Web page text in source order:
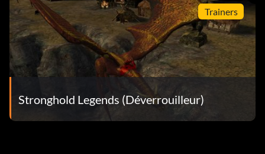
Trainers
Stronghold Legends (Déverrouilleur)